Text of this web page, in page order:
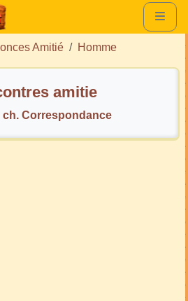
Amitié Homme
amitie
ch. Correspondance